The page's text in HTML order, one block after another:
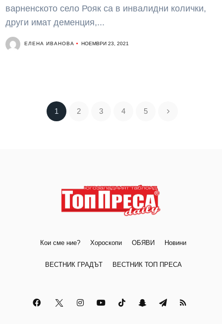
варненското село Рояк са в инвалидни колички,
други имат деменция,...
ЕЛЕНА ИВАНОВА НОЕМВРИ 23, 2021
1 2 3 4 5
Кои сме ние? Хороскопи ОБЯВИ Новини
ВЕСТНИК ГРАДЪТ ВЕСТНИК ТОП ПРЕСА